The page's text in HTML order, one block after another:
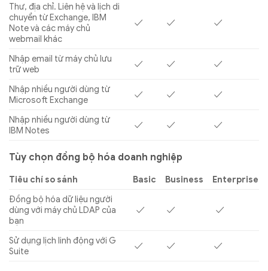
Thư, địa chỉ. Liên hệ và lịch di
chuyển từ Exchange, IBM
Note và các máy chủ
webmail khác
✓ ✓ ✓
Nhập email từ máy chủ lưu
trữ web
✓ ✓ ✓
Nhập nhiều người dùng từ
Microsoft Exchange
✓ ✓ ✓
Nhập nhiều người dùng từ
IBM Notes
✓ ✓ ✓
Tùy chọn đồng bộ hóa doanh nghiệp
Tiêu chí so sánh Basic Business
Enterprise
Đồng bộ hóa dữ liệu người
dùng với máy chủ LDAP của
bạn
✓ ✓ ✓
Sử dụng lịch linh động với G
Suite
✓ ✓ ✓